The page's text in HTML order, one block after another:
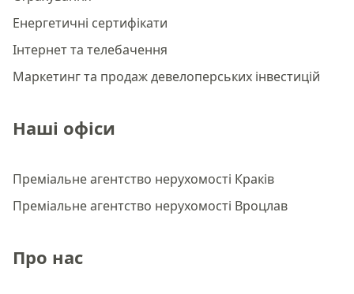
Енергетичні сертифікати
Інтернет та телебачення
Маркетинг та продаж девелоперських інвестицій
Наші офіси
Преміальне агентство нерухомості Краків
Преміальне агентство нерухомості Вроцлав
Про нас